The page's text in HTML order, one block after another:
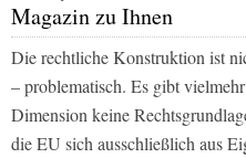
Magazin zu Ihnen
Die rechtliche Konstruktion ist
– problematisch. Es gibt
Dimension keine
die EU sich ausschließlich aus